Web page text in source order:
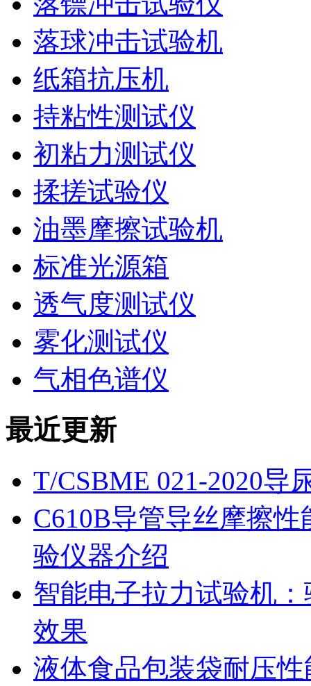
落球冲击试验机
纸箱抗压机
持粘性测试仪
初粘力测试仪
揉搓试验仪
油墨摩擦试验机
标准光源箱
透气度测试仪
雾化测试仪
气相色谱仪
最近更新
T/CSBME 021-2020导
C610B导管导丝摩擦
验仪器介绍
智能电子拉力试验机
效果
液体食品包装袋耐压